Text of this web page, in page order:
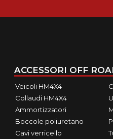
ACCESSORI OFF
Veicoli HM4X4
Collaudi HM4X4
Ammortizzatori
Boccole poliuretano
Cavi verricello